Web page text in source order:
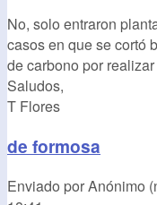
No, solo entraron
casos en que se cortó
de carbono por
Saludos,
T Flores
de formosa
Enviado porAnónimo